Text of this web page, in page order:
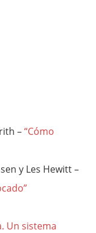
–“Cómo
y Les Hewitt –
Un sistema